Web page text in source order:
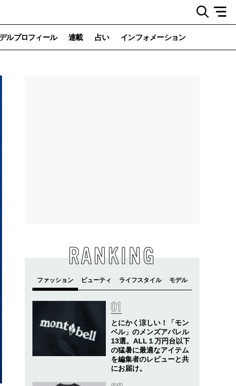
ルプロフィール 連載 占い インフォメーション
RANKING
とにかく涼しい！「モン
ベル」のメンズアパレル
13選。ALL１万円台以下
の猛暑に最適なアイテム
を編集者のレビューと共
にお届け。